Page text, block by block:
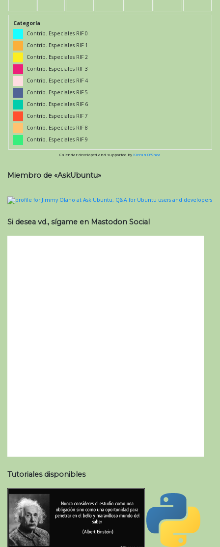
Categoría
Contrib. Especiales RIF 0
Contrib. Especiales RIF 1
Contrib. Especiales RIF 2
Contrib. Especiales RIF 3
Contrib. Especiales RIF 4
Contrib. Especiales RIF 5
Contrib. Especiales RIF 6
Contrib. Especiales RIF 7
Contrib. Especiales RIF 8
Contrib. Especiales RIF 9
Calendar developed and supported by Kieran O'Shea
Miembro de «AskUbuntu»
Si desea vd., sígame en Mastodon Social
Tutoriales disponibles